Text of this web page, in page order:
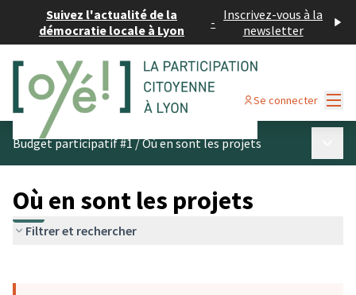
Suivez l'actualité de la
démocratie locale à Lyon
- Inscrivez-vous à la
newsletter
Se connecter
Budget participatif #1/Où en sont les projets
Où en sont les projets
Filtrer et rechercher